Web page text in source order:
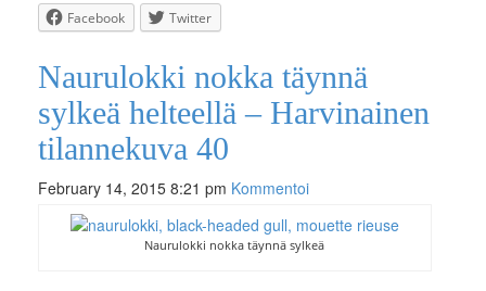
Facebook Twitter
Naurulokki nokka täynnä
sylkeä helteellä – Harvinainen
tilannekuva 40
February 14, 2015 8:21 pm Kommentoi
Naurulokki nokka täynnä sylkeä